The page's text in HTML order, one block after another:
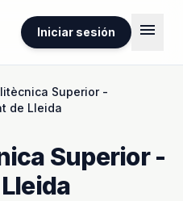
Iniciar sesión menu
Superior -
de Lleida
Superior -